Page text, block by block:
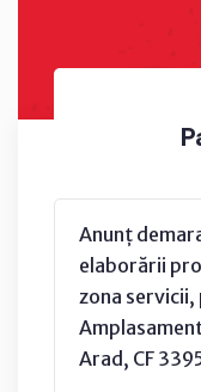
Anunț
elaborării
zona
Arad, CF